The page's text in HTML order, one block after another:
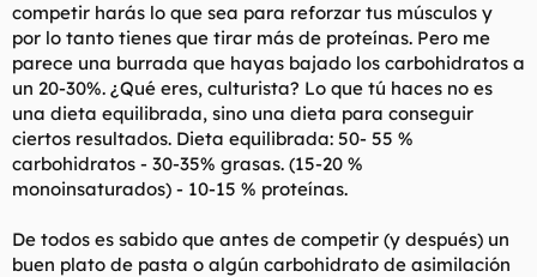
competir harás lo que sea para reforzar tus músculos y
por lo tanto tienes que tirar más de proteínas. Pero me
parece una burrada que hayas bajado los carbohidratos a
un 20-30%. ¿Qué eres, culturista? Lo que tú haces no es
una dieta equilibrada, sino una dieta para conseguir
ciertos resultados. Dieta equilibrada: 50- 55 %
carbohidratos - 30-35% grasas. (15-20 %
monoinsaturados) - 10-15 % proteínas.
De todos es sabido que antes de competir (y después) un
buen plato de pasta o algún carbohidrato de asimilación